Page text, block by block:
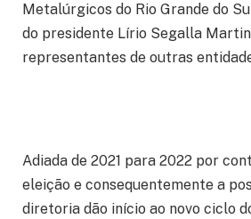
Metalúrgicos do Rio Grande do
do presidente Lírio Segalla
representantes de outras
Adiada de 2021 para 2022 por
eleição e consequentemente a
diretoria dão início ao novo ciclo